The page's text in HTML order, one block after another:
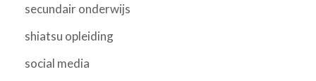
secundair onderwijs
shiatsu opleiding
social media